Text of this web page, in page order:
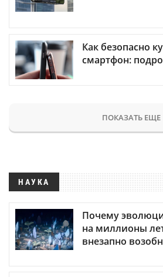
Как безопасно
смартфон:
ПОКАЗАТЬ ЕЩЕ
НАУКА
Почему
на миллионы
внезапно